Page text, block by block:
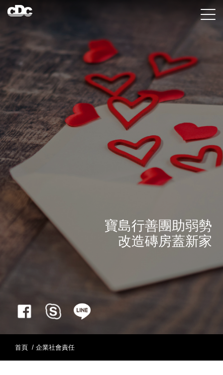
寶島行善團助弱勢
改造磚房蓋新家
首頁 / 企業社會責任